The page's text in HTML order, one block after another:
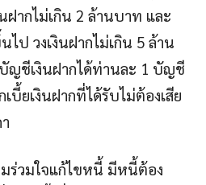
ฝากไม่เกิน 2 ล้านบาท และ
ป วงเงินฝากไม่เกิน 5 ล้าน
ญชีเงินฝากได้ท่านละ 1 บัญชี
บี้ยเงินฝากที่ได้รับไม่ต้องเสีย
ร่วมใจแก้ไขหนี้ มีหนี้ต้อง